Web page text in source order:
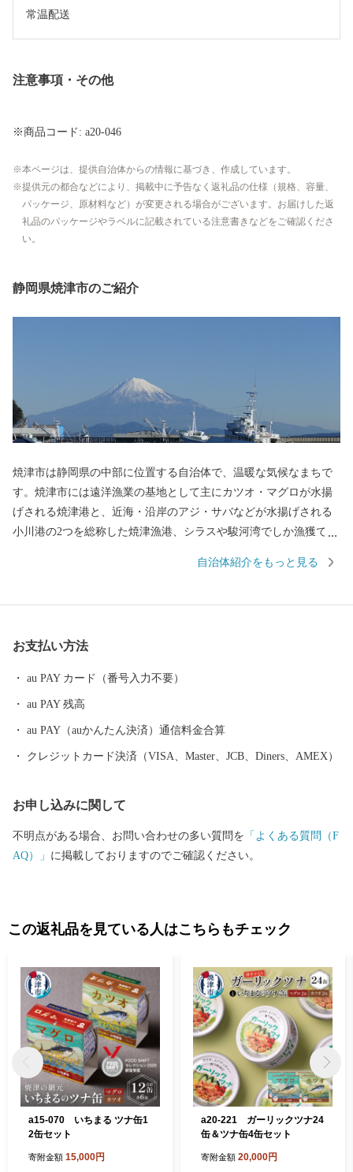
常温配送
注意事項・その他
※商品コード: a20-046
本ページは、提供自治体からの情報に基づき、作成しています。
提供元の都合などにより、掲載中に予告なく返礼品の仕様（規格、容量、
パッケージ、原材料など）が変更される場合がございます。お届けした返
礼品のパッケージやラベルに記載されている注意書きなどをご確認くださ
い。
静岡県焼津市のご紹介
焼津市は静岡県の中部に位置する自治体で、温暖な気候なまちで
す。焼津市には遠洋漁業の基地として主にカツオ・マグロが水揚
げされる焼津港と、近海・沿岸のアジ・サバなどが水揚げされる
小川港の2つを総称した焼津漁港、シラスや駿河湾でしか漁獲でき
焼津では水産加工業も全国屈指の生産地となっており、カツオ節
をお楽しみください。
自治体紹介をもっと見る
お支払い方法
au PAY カード（番号入力不要）
au PAY 残高
au PAY（auかんたん決済）通信料金合算
クレジットカード決済（VISA、Master、JCB、Diners、AMEX）
お申し込みに関して
不明点がある場合、お問い合わせの多い質問を 「よくある質問（F
AQ）」 に掲載しておりますのでご確認ください。
この返礼品を見ている人はこちらもチェック
a15-070 いちまる ツナ缶1
2缶セット
寄附金額 15,000円
a20-221 ガーリックツナ24
缶＆ツナ缶4缶セット
寄附金額 20,000円